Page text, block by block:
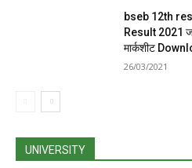
bseb 12th
Result 2021
मार्कशीट
26/03/2021
UNIVERSITY